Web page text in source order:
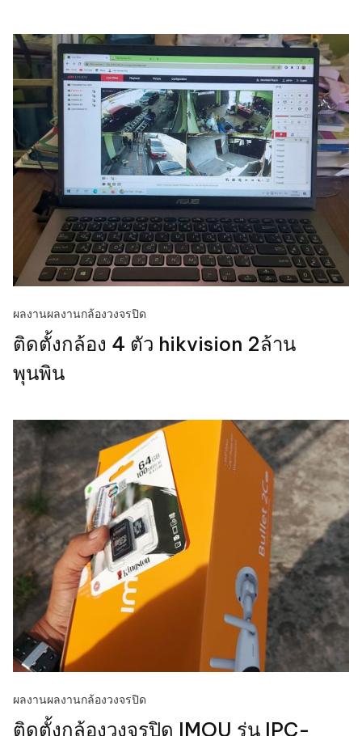
ผลงานผลงานกล้องวงจรปิด
ติดตั้งกล้อง 4 ตัว hikvision 2ล้าน
พุนพิน
ผลงานผลงานกล้องวงจรปิด
ติดตั้งกล้องวงจรปิด IMOU รุ่น IPC-